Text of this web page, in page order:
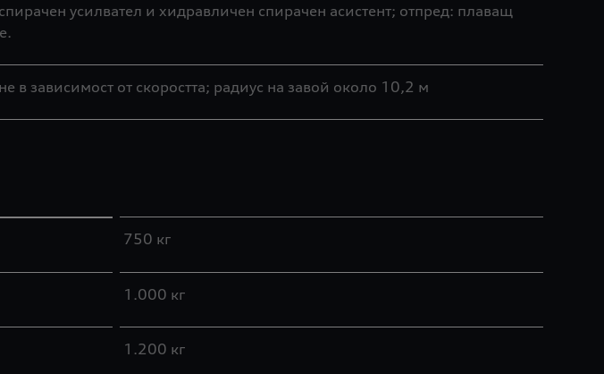
усилвател и хидравличен спирачен асистент; отпред: плаващ
в зависимост от скоростта; радиус на завой около 10,2 м
750 кг
1.000 кг
1.200 кг